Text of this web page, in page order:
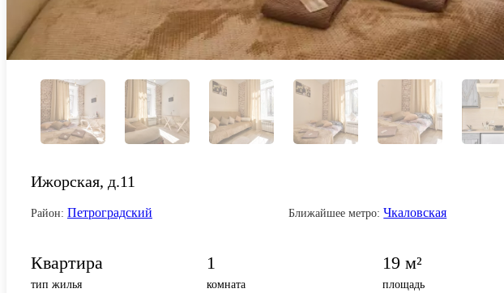
Ижорская, д.11
Район: Петроградский Ближайшее метро: Чкаловская
Квартира
тип жилья
1
комната
19 м²
площадь